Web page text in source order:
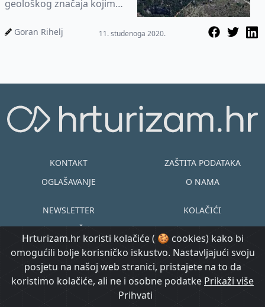
geološkog značaja kojima
konceptom zaštite,
Goran Rihelj 11. studenoga 2020.
Hrturizam.hr koristi kolačiće ( 🍪 cookies) kako bi
omogućili bolje korisničko iskustvo. Nastavljajući svoju
posjetu na našoj web stranici, pristajete na to da
koristimo kolačiće, ali ne i osobne podatke Prikaži više
Prihvati
KONTAKT
OGLAŠAVANJE
ZAŠTITA PODATAKA
O NAMA
NEWSLETTER
UVJETI KORIŠTENJA
KOLAČIĆI
EN HR
© Copyright
2015.-2026.
@ Created by
Morgan Code
Prijavi se